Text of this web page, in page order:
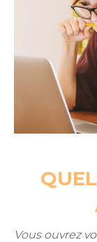
Vous ouvrez